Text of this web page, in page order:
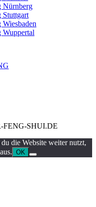
Nürnberg
Stuttgart
Wuppertal
FENG-SHUI.DE
die Website weiter nutzt,
OK